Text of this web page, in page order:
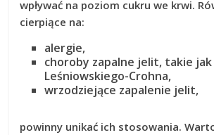
wpływać na poziom cukru we krwi.
cierpiące na:
alergie,
choroby zapalne jelit, takie
Leśniowskiego-Crohna,
wrzodziejące zapalenie jelit,
powinny unikać ich stosowania.